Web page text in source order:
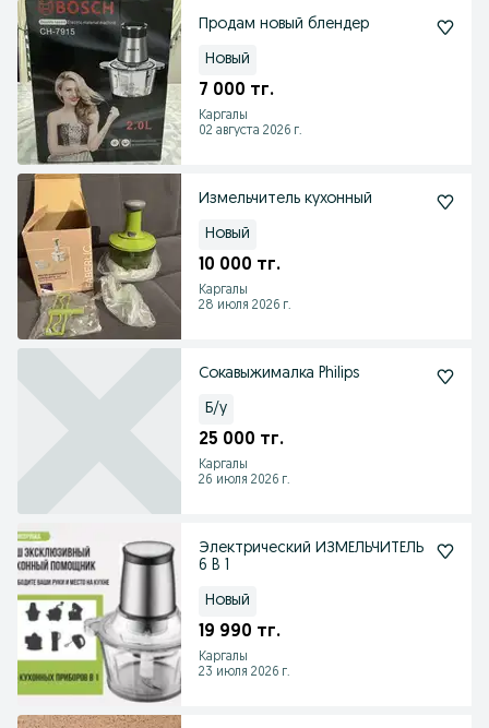
Продам новый блендер
Новый
7 000 тг.
Каргалы
02 августа 2026 г.
Измельчитель кухонный
Новый
10 000 тг.
Каргалы
28 июля 2026 г.
Сокавыжималка Philips
Б/у
25 000 тг.
Каргалы
26 июля 2026 г.
Электрический ИЗМЕЛЬЧИТЕЛЬ
6 B 1
Новый
19 990 тг.
Каргалы
23 июля 2026 г.